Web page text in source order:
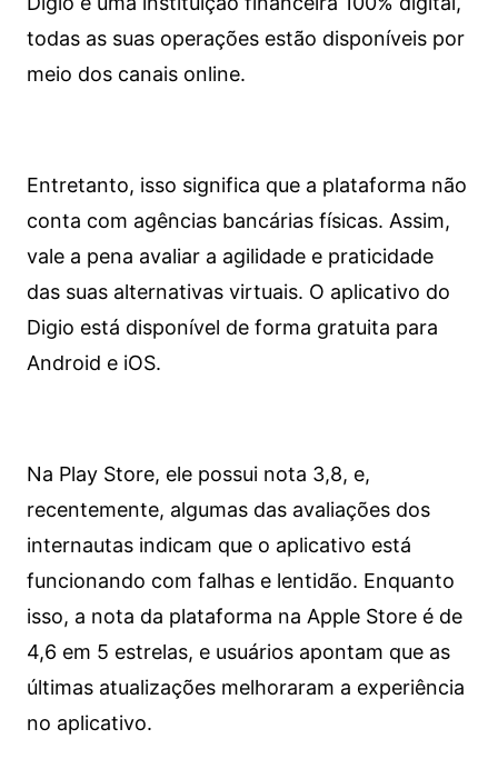
todas as suas operações estão disponíveis por
meio dos canais online.
Entretanto, isso significa que a plataforma não
conta com agências bancárias físicas. Assim,
vale a pena avaliar a agilidade e praticidade
das suas alternativas virtuais. O aplicativo do
Digio está disponível de forma gratuita para
Android e iOS.
Na Play Store, ele possui nota 3,8, e,
recentemente, algumas das avaliações dos
internautas indicam que o aplicativo está
funcionando com falhas e lentidão. Enquanto
isso, a nota da plataforma na Apple Store é de
4,6 em 5 estrelas, e usuários apontam que as
últimas atualizações melhoraram a experiência
no aplicativo.